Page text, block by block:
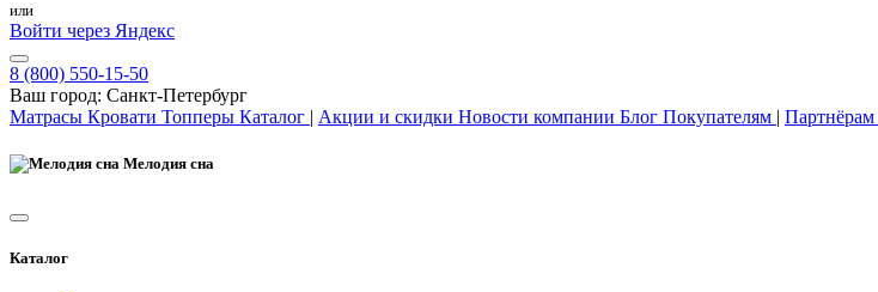
или
Войти через Яндекс
8 (800) 550-15-50
Ваш город: Санкт-Петербург
Матрасы Кровати Топперы Каталог | Акции и скидки Новости компании Блог Покупателям | Партнёрам
Мелодия сна
Каталог